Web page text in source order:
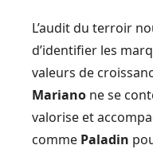
L’audit du terroir
d’identifier les
valeurs de
Mariano ne se
valorise et
comme Paladin